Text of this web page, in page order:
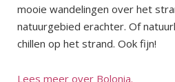
mooie wandelingen over het
natuurgebied erachter. Of
chillen op het strand. Ook fijn!
Lees meer over Bolonia.